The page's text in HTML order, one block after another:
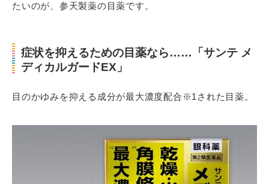
たいのが、参天製薬の目薬です。
症状を抑えるための目薬なら……「サンテ メ
ディカルガードEX」
目のかゆみを抑える成分が最大濃度配合※1された目薬。